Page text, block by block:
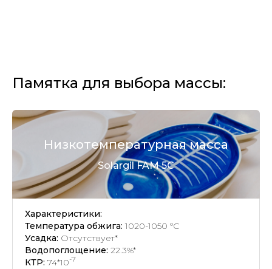
Памятка для выбора массы:
Низкотемпературная масса
Solargil FAM 5C
Характеристики:
Температура обжига: 1020-1050 °C
Усадка: Отсутствует*
Водопоглощение: 22.3%*
КТР: 74*10-7